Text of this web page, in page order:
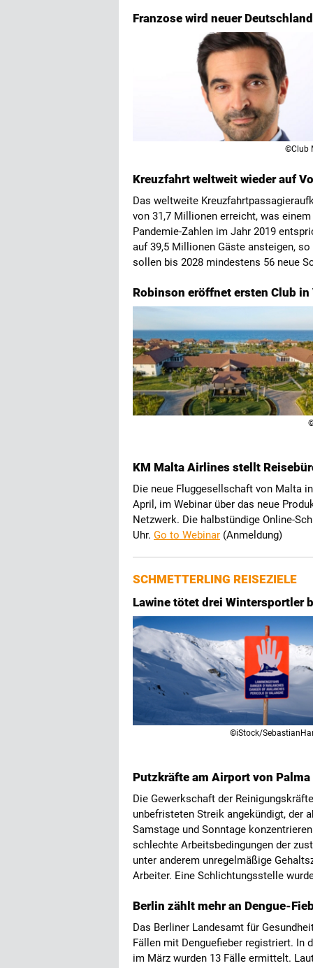
Franzose wird neuer
©Club
Kreuzfahrt weltweit wieder auf
Das weltweite
von 31,7 Millionen erreicht, was
Pandemie-Zahlen im Jahr 2019
auf 39,5 Millionen Gäste ansteigen,
sollen bis 2028 mindestens 56 neue
Robinson eröffnet ersten Club in
KM Malta Airlines stellt
Die neue Fluggesellschaft von Malta
April, im Webinar über das neue
Netzwerk. Die halbstündige Online-
Uhr. Go to Webinar (Anmeldung)
SCHMETTERLING REISEZIELE
Lawine tötet drei Wintersportler
©iStock/
Putzkräfte am Airport von
Die Gewerkschaft der
unbefristeten Streik angekündigt, der
Samstage und Sonntage
schlechte Arbeitsbedingungen der
unter anderem unregelmäßige
Arbeiter. Eine Schlichtungsstelle
Berlin zählt mehr an Dengue-
Das Berliner Landesamt für
Fällen mit Denguefieber registriert. In
im März wurden 13 Fälle ermittelt.